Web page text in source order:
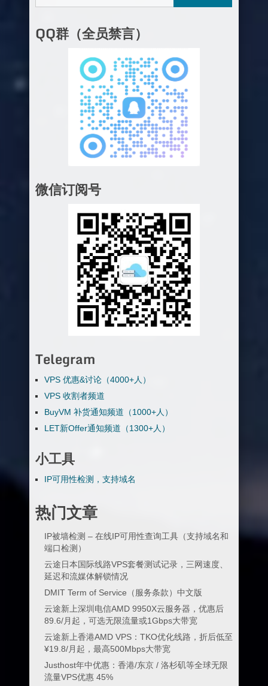
QQ群（全员禁言）
微信订阅号
Telegram
VPS 优惠&讨论（4000+人）
VPS 收割者频道
BuyVM 补货通知频道（1000+人）
LET新Offer通知频道（1300+人）
小工具
IP可用性检测，支持域名
热门文章
IP被墙检测 – 在线IP可用性查询工具（支持域名和
端口检测）
云途日本国际线路VPS套餐测试记录，三网速度、
延迟和流媒体解锁情况
DMIT Term of Service（服务条款）中文版
云途新上深圳电信AMD 9950X云服务器，优惠后
89.6/月起，可选无限流量或1Gbps大带宽
云途新上香港AMD VPS：TKO优化线路，折后低至
¥19.8/月起，最高500Mbps大带宽
Justhost年中优惠：香港/东京 / 洛杉矶等全球无限
流量VPS优惠 45%